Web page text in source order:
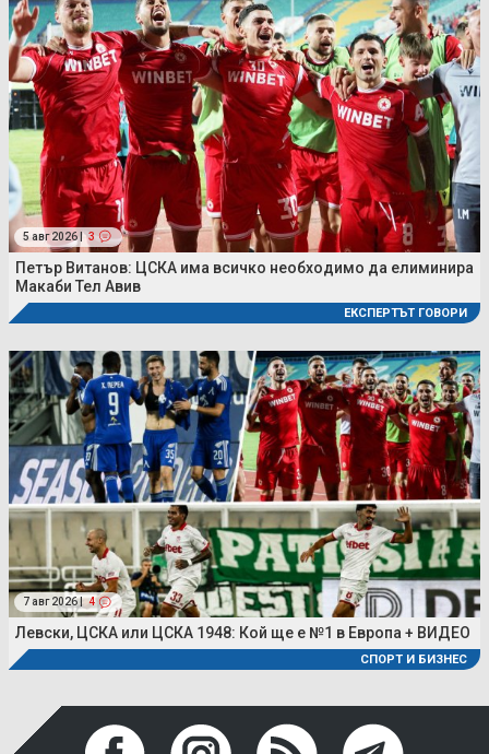
5 авг 2026 | 3
Петър Витанов: ЦСКА има всичко необходимо да елиминира
Макаби Тел Авив
ЕКСПЕРТЪТ ГОВОРИ
7 авг 2026 | 4
Левски, ЦСКА или ЦСКА 1948: Кой ще е №1 в Европа + ВИДЕО
СПОРТ И БИЗНЕС